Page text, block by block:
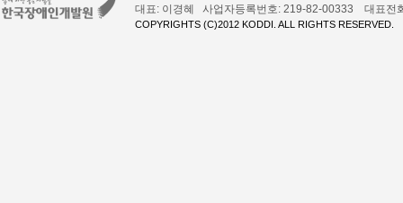
대표: 이경혜 사업자등록번호: 219-82-00333 대표
COPYRIGHTS (C)2012 KODDI. ALL RIGHTS RESERVED.